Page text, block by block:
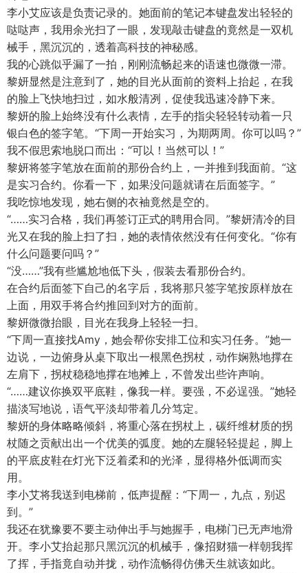
李小艾应该是负责记录的。她面前的笔记本键盘发出轻轻的
哒哒声，我用余光扫了一眼，发现敲击键盘的竟然是一双机
械手，黑沉沉的，透着高科技的神秘感。
我的心跳似乎漏了一拍，刚刚流畅起来的语速也微微一滞。
黎妍显然是注意到了，她的目光从面前的资料上抬起，在我
的脸上飞快地扫过，如水般清冽，促使我迅速冷静下来。
黎妍的脸上始终没有什么表情，左手的指尖轻轻转动着一只
银白色的签字笔。“下周一开始实习，为期两周。你可以吗？”
我不假思索地脱口而出：“可以！当然可以！”
黎妍将签字笔放在面前的那份合约上，一并推到我面前。“这
是实习合约。你看一下，如果没问题就请在后面签字。”
我吃惊地发现，她右侧的衣袖竟然是空的。
“……实习合格，我们再签订正式的聘用合同。”黎妍清冷的目
光又在我的脸上扫了扫，她的表情依然没有任何变化。“你有
什么问题要问吗？”
“没……”我有些尴尬地低下头，假装去看那份合约。
在合约后面签下自己的名字后，我将那只签字笔按原样放在
上面，用双手将合约推回到对方的面前。
黎妍微微抬眼，目光在我身上轻轻一扫。
“下周一直接找Amy，她会帮你安排工位和实习任务。”她一
边说，一边俯身从桌下取出一根黑色拐杖，动作娴熟地撑在
左肩下，拐杖稳稳地撑在地摊上，不曾发出些许声响。
“……建议你换双平底鞋，像我一样。要强，不必逞强。”她轻
描淡写地说，语气平淡却带着几分笃定。
黎妍的身体略略倾斜，将重心落在拐杖上，碳纤维材质的拐
杖随之贡献出出一个优美的弧度。她的左腿轻轻提起，脚上
的平底皮鞋在灯光下泛着柔和的光泽，显得格外低调而实
用。
李小艾将我送到电梯前，低声提醒：“下周一，九点，别迟
到。”
我还在犹豫要不要主动伸出手与她握手，电梯门已无声地滑
开。李小艾抬起那只黑沉沉的机械手，像招财猫一样朝我挥
了挥，手指竟自动并拢，动作流畅得仿佛天生就该如此。